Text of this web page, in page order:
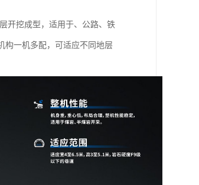
开挖成型，适用于、公路、铁
构一机多配，可适应不同地层